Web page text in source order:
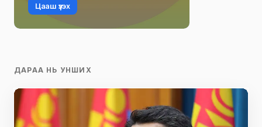
Цааш үзэх
ДАРАА НЬ УНШИХ